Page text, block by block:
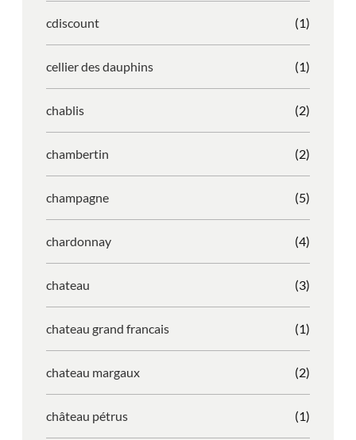
cdiscount (1)
cellier des dauphins (1)
chablis (2)
chambertin (2)
champagne (5)
chardonnay (4)
chateau (3)
chateau grand francais (1)
chateau margaux (2)
château pétrus (1)